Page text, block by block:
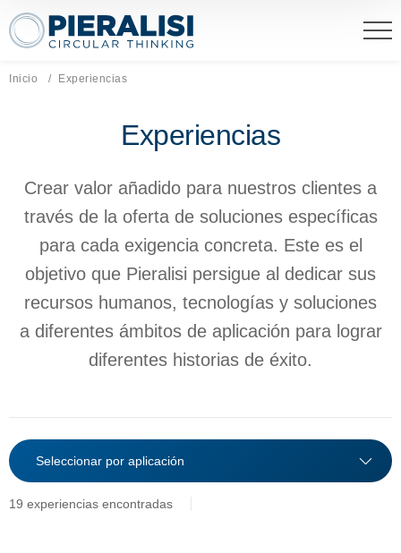
Pieralisi Maip Spa
Inicio Página actual:
Experiencias
Experiencias
Crear valor añadido para nuestros clientes a
través de la oferta de soluciones específicas
para cada exigencia concreta. Este es el
objetivo que Pieralisi persigue al dedicar sus
recursos humanos, tecnologías y soluciones
a diferentes ámbitos de aplicación para lograr
diferentes historias de éxito.
19 experiencias encontradas